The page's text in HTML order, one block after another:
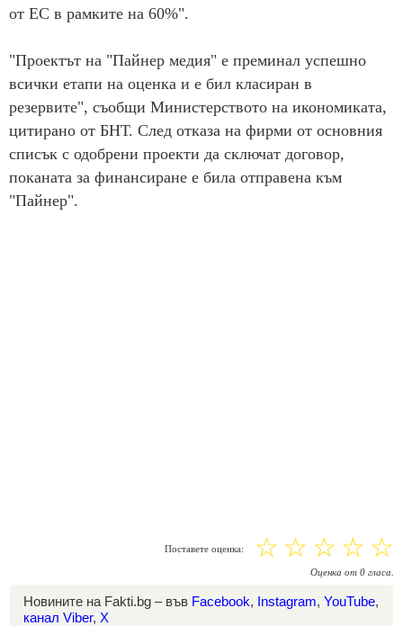
от ЕС в рамките на 60%".
"Проектът на "Пайнер медия" е преминал успешно
всички етапи на оценка и е бил класиран в
резервите", съобщи Министерството на икономиката,
цитирано от БНТ. След отказа на фирми от основния
списък с одобрени проекти да сключат договор,
поканата за финансиране е била отправена към
"Пайнер".
Поставете оценка: ☆
☆
☆
☆
☆
Оценка от 0 гласа.
Новините на Fakti.bg – във Facebook, Instagram, YouTube,
канал Viber, X